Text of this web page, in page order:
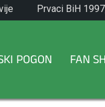
Prvaci BiH
POGON FAN